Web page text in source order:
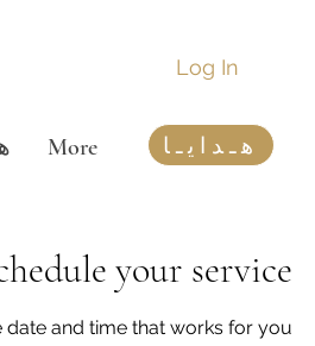
Log In
More هـدایـا
your service
and time that works for you